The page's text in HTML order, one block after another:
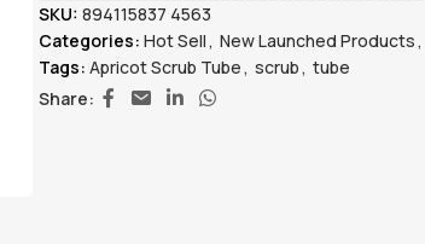
SKU: 894115837 4563
Categories: Hot Sell , New Launched Products ,
Tags: Apricot Scrub Tube , scrub , tube
Share: